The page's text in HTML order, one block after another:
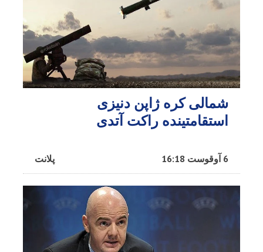
شمالی کره ژاپن دنیزی
استقامتینده راکت آتدی
پلانت 6 آوقوست 16:18